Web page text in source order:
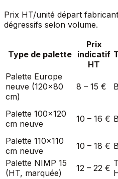
Prix HT/unité départ
dégressifs selon volume.
Type de palette
Prix
indicatif
HT
Palette Europe
neuve (120×80
cm)
8 – 15 €
Palette 100×120
cm neuve
10 – 16 €
Palette 110×110
cm neuve
10 – 18 €
Palette NIMP 15
(HT, marquée)
12 – 22 €